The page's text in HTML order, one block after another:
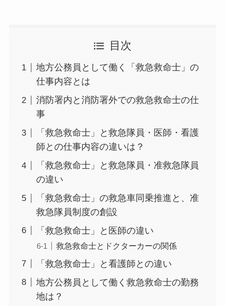
目次
地方公務員として働く「救急救命士」の
仕事内容とは
消防署内と消防署外での救急救命士の仕
事
「救急救命士」と救急隊員・医師・看護
師との仕事内容の違いは？
「救急救命士」と救急隊員・准救急隊員
の違い
「救急救命士」の救急車同乗推進と、准
救急隊員制度の創設
「救急救命士」と医師の違い
救急救命士とドクターカーの関係
「救急救命士」と看護師との違い
地方公務員として働く救急救命士の勤務
地は？